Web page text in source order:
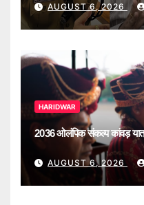
AUGUST 6, 2026
HARIDWAR
2036 ओलंपिक संकल्प कांवड़
AUGUST 6, 2026